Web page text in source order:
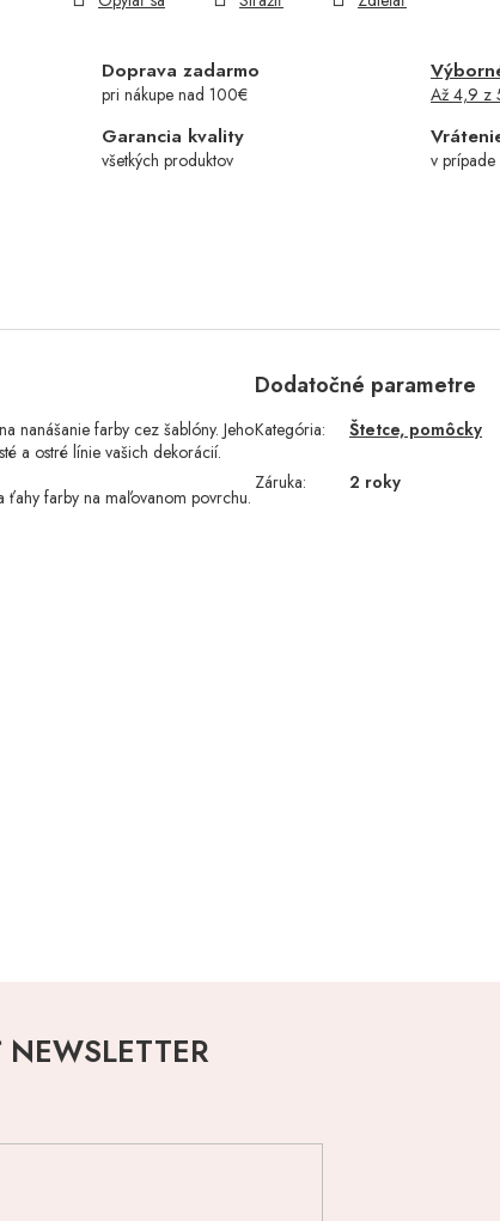
Doprava zadarmo
pri nákupe nad 100€ Až 4,9 z
Garancia kvality
všetkých produktov v prípade
nanášanie farby cez šablóny. Jeho
a ostré línie vašich dekorácií.
ťahy farby na maľovanom povrchu.
Dodatočné parametre
Kategória: Štetce, pomôcky
Záruka: 2 roky